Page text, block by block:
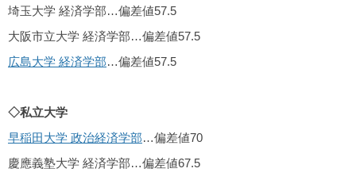
埼玉大学 経済学部…偏差値57.5
大阪市立大学 経済学部…偏差値57.5
広島大学 経済学部…偏差値57.5
◇私立大学
早稲田大学 政治経済学部…偏差値70
慶應義塾大学 経済学部…偏差値67.5